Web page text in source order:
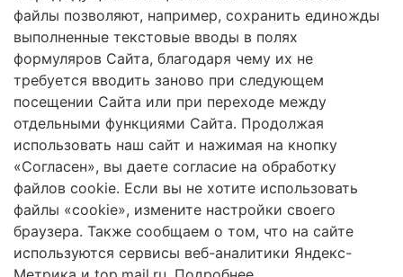
2026 Трансформация экосистем
Череповецкий Государственный Университет
ISSN 2619-0931 Online
Контент доступен под лицензиейCreative Commons Attribution 4.0
License
Сетевое издание «Трансформация экосистем» / «Ecosystem
transformation» зарегистрировано Федеральной службой по надзору в
сфере связи, информационных технологий и массовых коммуникаций
(Роскомнадзор) 21 марта 2023 г. Регистрационный номер ЭЛ № ФС
77-84977.
файлы позволяют, например, сохранить единожды
выполненные текстовые вводы в полях
формуляров Сайта, благодаря чему их не
требуется вводить заново при следующем
посещении Сайта или при переходе между
отдельными функциями Сайта. Продолжая
использовать наш сайт и нажимая на кнопку
«Согласен», вы даете согласие на обработку
файлов cookie. Если вы не хотите использовать
файлы «cookie», измените настройки своего
браузера. Также сообщаем о том, что на сайте
используются сервисы веб-аналитики Яндекс-